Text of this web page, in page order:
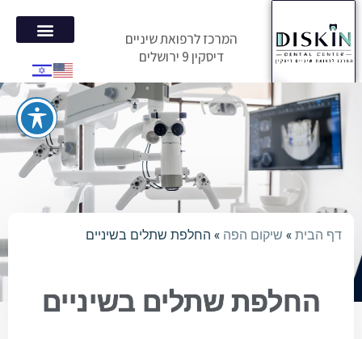
המרכז לרפואת שיניים
דיסקין 9 ירושלים
דף הבית» שיקום הפה » החלפת שתלים בשיניים
החלפת שתלים בשיניים